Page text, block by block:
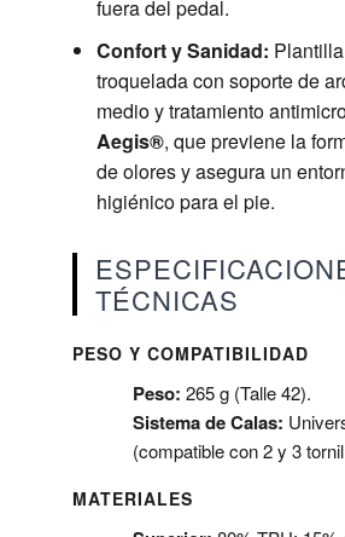
fuera del pedal.
Confort y Sanidad:
troquelada con soporte de
medio y tratamiento
Aegis®, que previene la
de olores y asegura un
higiénico para el pie.
TÉCNICAS
PESO Y COMPATIBILIDAD
Peso: 265 g (Talle 42).
Sistema de Calas:
(compatible con 2 y 3
MATERIALES